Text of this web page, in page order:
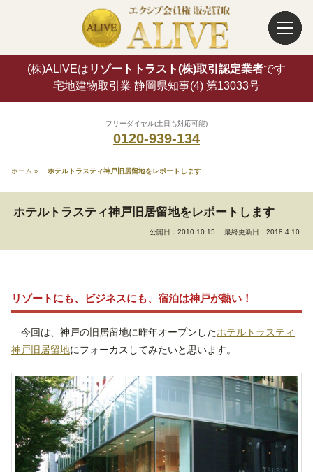
(株)ALIVEは リゾートトラスト(株)取引認定業者です
宅地建物取引業 静岡県知事(4) 第13033号
フリーダイヤル(土日も対応可能)
0120-939-134
ホーム » ホテルトラスティ神戸旧居留地をレポートします
ホテルトラスティ神戸旧居留地をレポートします
公開日：2010.10.15 最終更新日：2018.4.10
リゾートにも、ビジネスにも、宿泊は神戸が熱い！
今回は、神戸の旧居留地に昨年オープンしたホテルトラスティ
神戸旧居留地にフォーカスしてみたいと思います。